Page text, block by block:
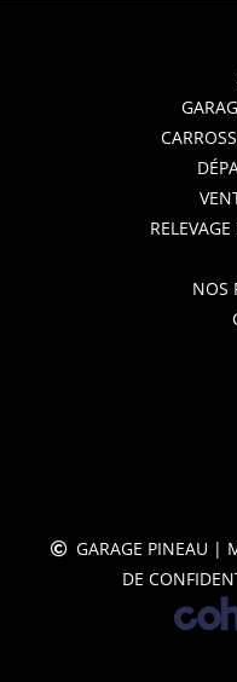
NOS
GARAGE PINEAU |
DE